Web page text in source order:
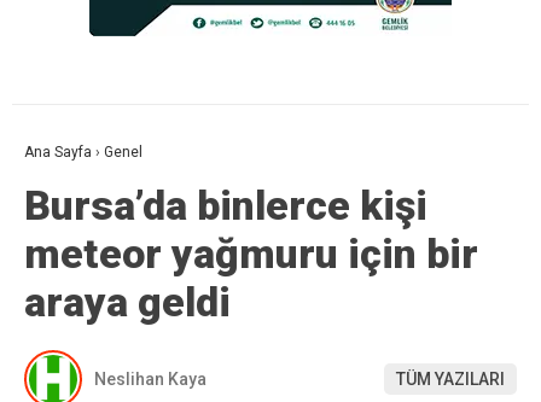
Ana Sayfa › Genel
Bursa’da binlerce kişi
meteor yağmuru için bir
araya geldi
Neslihan Kaya TÜM YAZILARI